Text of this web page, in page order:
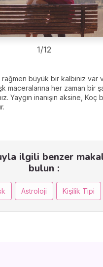
büyük bir kalbiniz var
maceralarına her zaman bir
Yaygın inanışın aksine, Koç
1/12
ilgili benzer
bulun :
Astroloji Kişilik Tipi